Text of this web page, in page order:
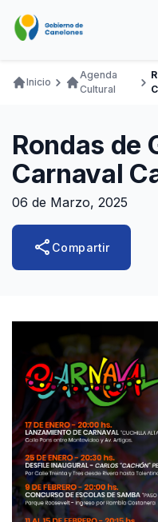
contenido
Navegación
Ingresar
Llamados Laborales
Adquisiciones
Teléfonos
Ruta
navegación
Inicio
Agenda
Cultural
Rondas de
Carnaval
06 de Marzo, 2025
share Compartir